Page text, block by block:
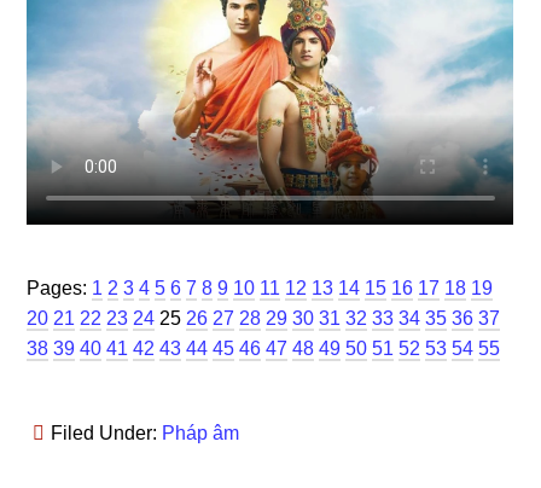
Pages: Page
1 Page
2 Page
3 Page
4 Page
5 Page
6 Page
7 Page
8 Page
9 Page
10 Page
11 Page
12 Page
13 Page
14 Page
15 Page
16 Page
17 Page
18 Page
19Page
20 Page
21 Page
22 Page
23 Page
24 Page
25 Page
26 Page
27 Page
28 Page
29 Page
30 Page
31 Page
32 Page
33 Page
34 Page
35 Page
36 Page
37
38 Page
39 Page
40 Page
41 Page
42 Page
43 Page
44 Page
45 Page
46 Page
47 Page
48 Page
49 Page
50 Page
51 Page
52 Page
53 Page
54 Page
55
Filed Under: Pháp âm